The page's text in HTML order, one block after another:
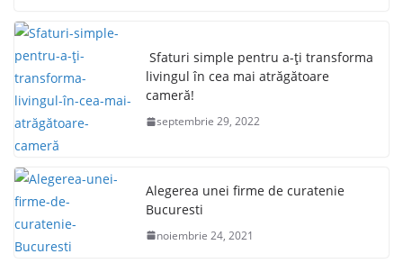
Sfaturi simple pentru a-ți transforma
livingul în cea mai atrăgătoare
cameră!
septembrie 29, 2022
Alegerea unei firme de curatenie
Bucuresti
noiembrie 24, 2021